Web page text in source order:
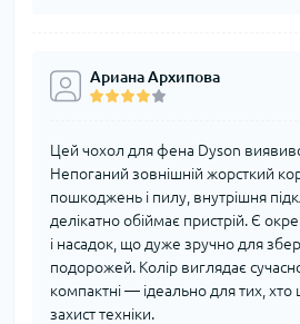
Ариана Архипова
Цей чохол для фена Dyson
Непоганий зовнішній жорсткий
пошкоджень і пилу, внутрішня
делікатно обіймає пристрій. Є
і насадок, що дуже зручно для
подорожей. Колір виглядає
компактні — ідеально для тих, хто
захист техніки.